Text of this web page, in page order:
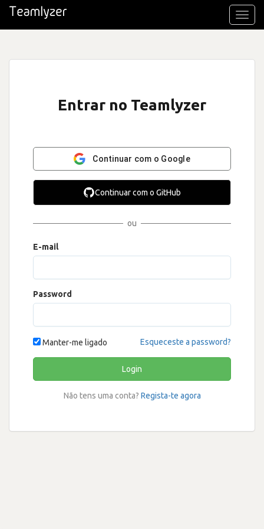
Entrar no Teamlyzer
Continuar com o Google
Continuar com o GitHub
ou
E-mail
Password
Manter-me ligado Esqueceste a password?
Login
Não tens uma conta? Regista-te agora